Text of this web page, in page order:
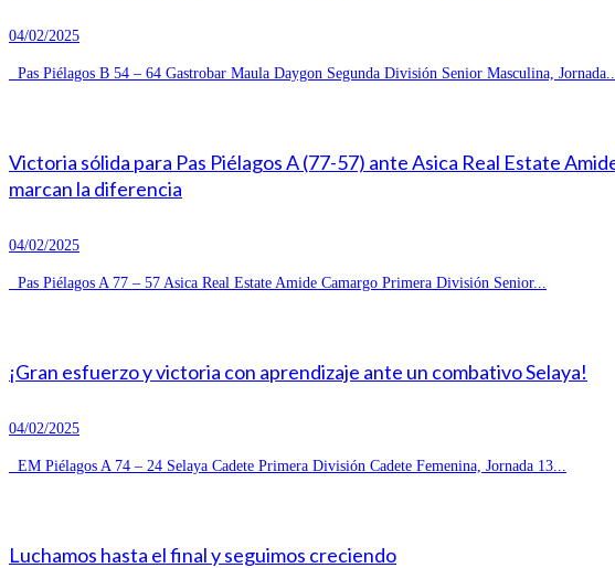
04/02/2025
Pas Piélagos B 54 – 64 Gastrobar Maula Daygon Segunda División Senior Masculina, Jornada...
Victoria sólida para Pas Piélagos A (77-57) ante Asica Real Estate
marcan la diferencia
04/02/2025
Pas Piélagos A 77 – 57 Asica Real Estate Amide Camargo Primera División Senior...
¡Gran esfuerzo y victoria con aprendizaje ante un combativo Selaya!
04/02/2025
EM Piélagos A 74 – 24 Selaya Cadete Primera División Cadete Femenina, Jornada 13...
Luchamos hasta el final y seguimos creciendo